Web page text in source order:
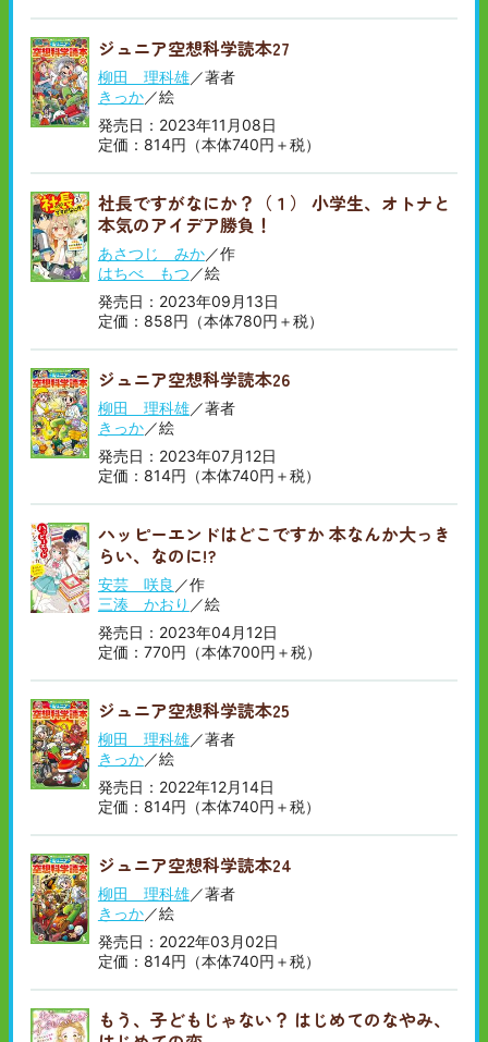
ジュニア空想科学読本27
柳田 理科雄／著者
きっか／絵
発売日：2023年11月08日
定価：814円（本体740円＋税）
社長ですがなにか？（１） 小学生、オトナと
本気のアイデア勝負！
あさつじ みか／作
はちべ もつ ／絵
発売日：2023年09月13日
定価：858円（本体780円＋税）
ジュニア空想科学読本26
柳田 理科雄／著者
きっか／絵
発売日：2023年07月12日
定価：814円（本体740円＋税）
ハッピーエンドはどこですか 本なんか大っき
らい、なのに!?
安芸 咲良 ／作
三湊 かおり ／絵
発売日：2023年04月12日
定価：770円（本体700円＋税）
ジュニア空想科学読本25
柳田 理科雄／著者
きっか／絵
発売日：2022年12月14日
定価：814円（本体740円＋税）
ジュニア空想科学読本24
柳田 理科雄／著者
きっか／絵
発売日：2022年03月02日
定価：814円（本体740円＋税）
もう、子どもじゃない？ はじめてのなやみ、